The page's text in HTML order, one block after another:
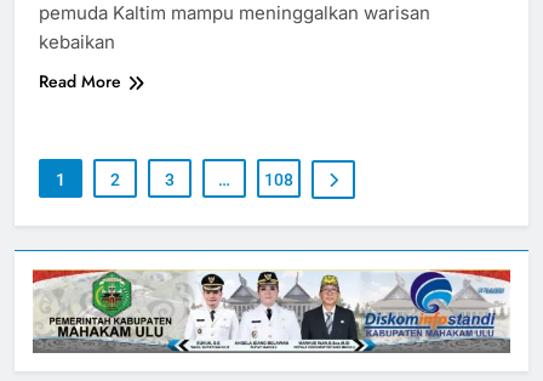
pemuda Kaltim mampu meninggalkan warisan
kebaikan
Read More
1 2 3 … 108